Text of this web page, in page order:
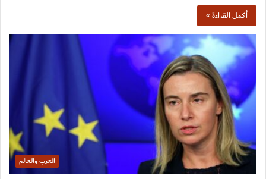
أكمل القراءة »
العرب والعالم